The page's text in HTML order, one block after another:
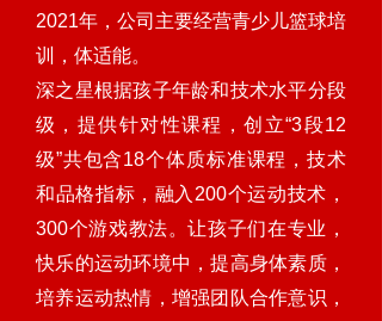
2021年，公司主要经营青少儿篮球培
训，体适能。
深之星根据孩子年龄和技术水平分段
级，提供针对性课程，创立“3段12
级”共包含18个体质标准课程，技术
和品格指标，融入200个运动技术，
300个游戏教法。让孩子们在专业，
快乐的运动环境中，提高身体素质，
培养运动热情，增强团队合作意识，